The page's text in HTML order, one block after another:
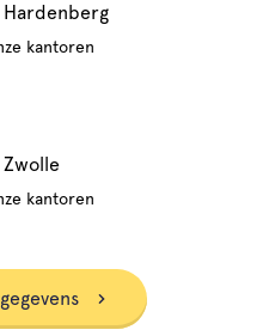
Hardenberg
kantoren
Zwolle
kantoren